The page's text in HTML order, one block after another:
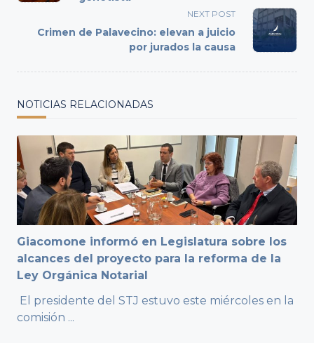
reader-
NEXT POST
Crimen de Palavecino: elevan a juicio
por jurados la causa
NOTICIAS RELACIONADAS
Giacomone informó en Legislatura sobre los
alcances del proyecto para la reforma de la
Ley Orgánica Notarial
El presidente del STJ estuvo este miércoles en la
comisión ...